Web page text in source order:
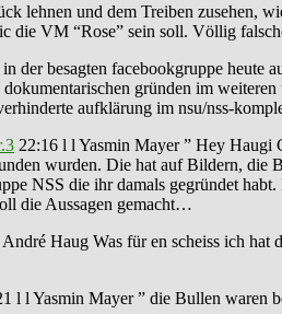
und dem Treiben zusehen, wie
die VM “Rose” sein soll. Völlig
der besagten facebookgruppe heute
gründen im
aufklärung im nsu/nss-
22:16 l l Yasmin Mayer ” Hey Haugi
wurden. Die hat auf Bildern, die
NSS die ihr damals gegründet
die Aussagen gemacht…
Haug Was für en scheiss ich hat
l l Yasmin Mayer ” die Bullen waren